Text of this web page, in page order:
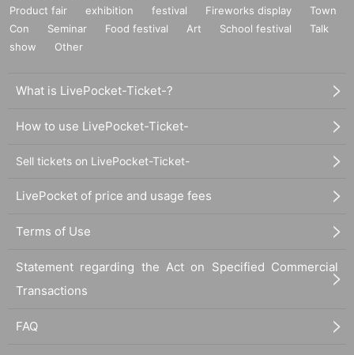
Product fair exhibition festival Fireworks display
Town
Con
Seminar Food festival Art School festival
Talk
show
Other
What is LivePocket-Ticket-?
How to use LivePocket-Ticket-
Sell tickets on LivePocket-Ticket-
LivePocket of price and usage fees
Terms of Use
Statement regarding the Act on Specified Commercial
Transactions
FAQ